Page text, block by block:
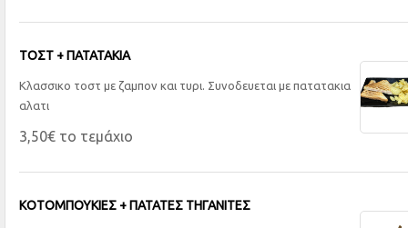
ΤΟΣΤ + ΠΑΤΑΤΑΚΙΑ
Κλασσικο τοστ με ζαμπον και τυρι. Συνοδευεται με πατατακια
αλατι
3,50€ το τεμάχιο
ΚΟΤΟΜΠΟΥΚΙΕΣ + ΠΑΤΑΤΕΣ ΤΗΓΑΝΙΤΕΣ